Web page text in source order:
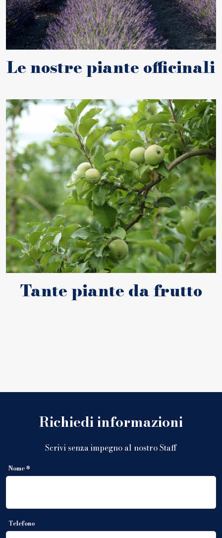
Le nostre piante officinali
Tante piante da frutto
Richiedi informazioni
Scrivi senza impegno al nostro Staff
Nome *
Telefono